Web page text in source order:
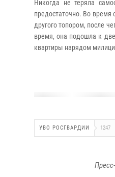
Никогда не теряла
предостаточно. Во время
другого топором, после
время, она подошла к
квартиры нарядом
УВО РОСГВАРДИИ 1247